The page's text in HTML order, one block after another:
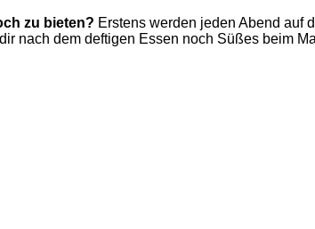
zu bieten? Erstens werden jeden Abend auf
nach dem deftigen Essen noch Süßes beim